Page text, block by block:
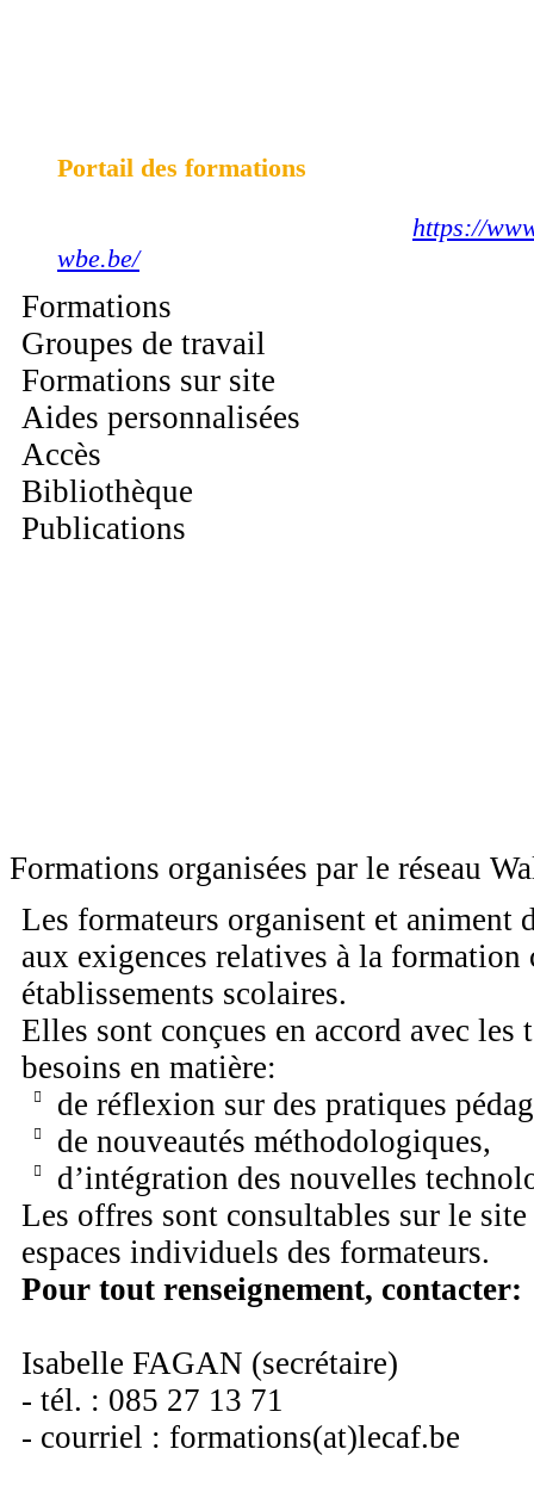
Portail des formations
https://
wbe.be/
Formations
Groupes de travail
Formations sur site
Aides personnalisées
Accès
Bibliothèque
Publications
Formations organisées par le réseau
Les formateurs organisent et animent
aux exigences relatives à la formation
établissements scolaires.
Elles sont conçues en accord avec les
besoins en matière:
de réflexion sur des pratiques
de nouveautés méthodologiques,
d’intégration des nouvelles
Les offres sont consultables sur le
espaces individuels des formateurs.
Pour tout renseignement, contacter:
Isabelle FAGAN (secrétaire)
- tél. : 085 27 13 71
- courriel : formations(at)lecaf.be